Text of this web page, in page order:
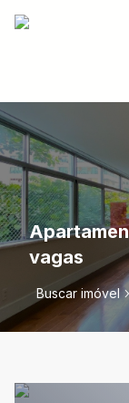
vagas
Buscar imóvel